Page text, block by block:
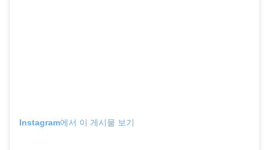
Instagram에서 이 게시물 보기